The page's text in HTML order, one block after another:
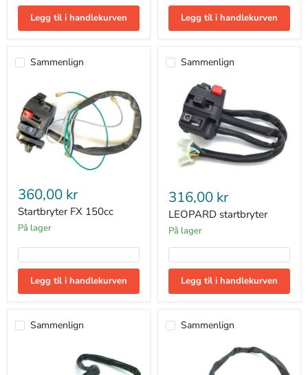
Legg til i handlekurven Legg til i handlekurven
Sammenlign
FX
150cc
360,00 kr
Startbryter FX 150cc
På lager
Legg til i handlekurven
Sammenlign
startbryter
316,00 kr
LEOPARD startbryter
På lager
Legg til i handlekurven
Sammenlign Sammenlign